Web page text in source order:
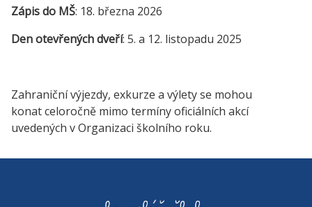
Zápis do MŠ: 18. března 2026
Den otevřených dveří: 5. a 12. listopadu 2025
Zahraniční výjezdy, exkurze a výlety se mohou
konat celoročně mimo termíny oficiálních akcí
uvedených v Organizaci školního roku.